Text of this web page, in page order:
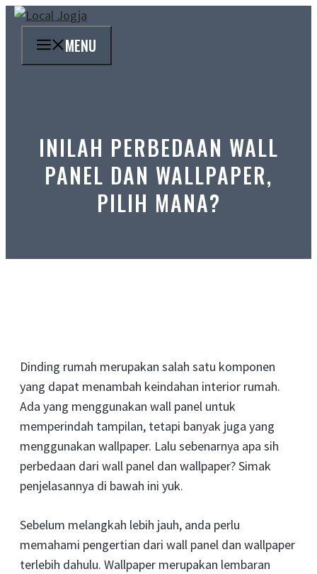
Skip
content
MENU
INILAH PERBEDAAN WALL
PANEL DAN WALLPAPER,
PILIH MANA?
Dinding rumah merupakan salah satu komponen
yang dapat menambah keindahan interior rumah.
Ada yang menggunakan wall panel untuk
memperindah tampilan, tetapi banyak juga yang
menggunakan wallpaper. Lalu sebenarnya apa sih
perbedaan dari wall panel dan wallpaper? Simak
penjelasannya di bawah ini yuk.
Sebelum melangkah lebih jauh, anda perlu
memahami pengertian dari wall panel dan wallpaper
terlebih dahulu. Wallpaper merupakan lembaran